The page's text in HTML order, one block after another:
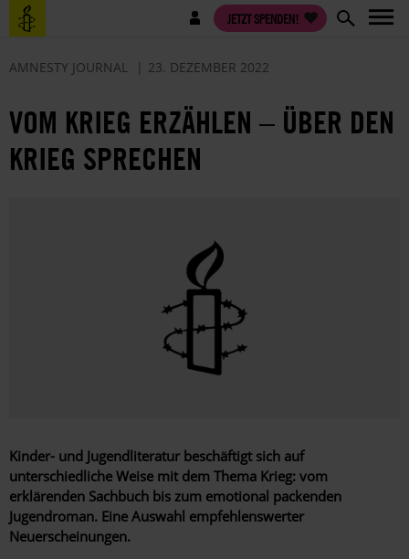
Direkt
zum
Benutzermenü JETZT SPENDEN!
AMNESTY JOURNAL 23. DEZEMBER 2022
VOM KRIEG ERZÄHLEN – ÜBER DEN
KRIEG SPRECHEN
Kinder- und Jugendliteratur beschäftigt sich auf
unterschiedliche Weise mit dem Thema Krieg: vom
erklärenden Sachbuch bis zum emotional packenden
Jugendroman. Eine Auswahl empfehlenswerter
Neuerscheinungen.